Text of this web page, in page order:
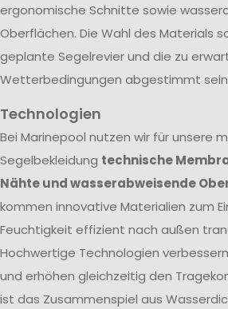
ergonomische Schnitte sowie
Oberflächen. Die Wahl des Materials
geplante Segelrevier und die zu
Wetterbedingungen abgestimmt
Technologien
Bei Marinepool nutzen wir für unsere
Segelbekleidung technische
Nähte und wasserabweisende
kommen innovative Materialien zum
Feuchtigkeit effizient nach außen
Hochwertige Technologien
und erhöhen gleichzeitig den
ist das Zusammenspiel aus